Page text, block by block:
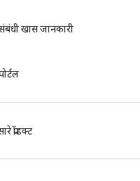
खास जानकारी
प्रॉडक्ट